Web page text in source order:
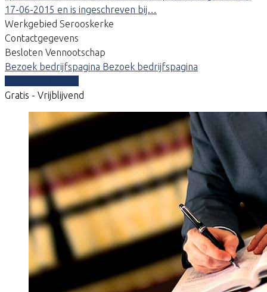
17-06-2015 en is ingeschreven bij…
Werkgebied Serooskerke
Contactgegevens
Besloten Vennootschap
Bezoek bedrijfspagina Bezoek bedrijfspagina
Gratis - Vrijblijvend